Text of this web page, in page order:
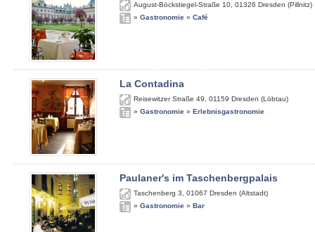
August-Böckstiegel-Straße 10 01326 Dresden (Pillnitz)
» Gastronomie » Café
La Contadina
Reisewitzer Straße 49 01159 Dresden (Löbtau)
» Gastronomie » Erlebnisgastronomie
Paulaner's im Taschenbergpalais
Taschenberg 3 01067 Dresden (Altstadt)
» Gastronomie » Bar